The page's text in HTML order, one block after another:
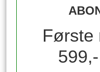
Første